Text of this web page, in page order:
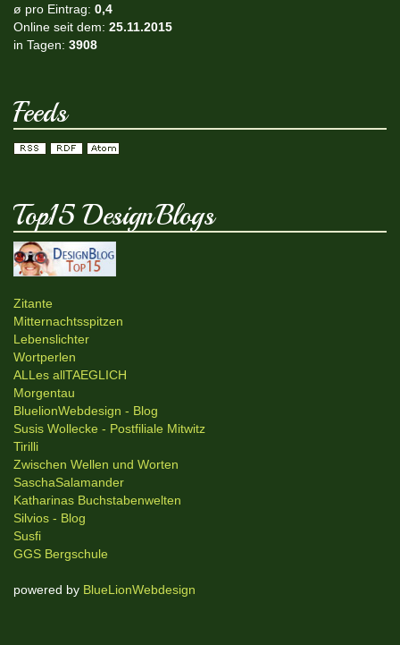
ø pro Eintrag: 0,4
Online seit dem: 25.11.2015
in Tagen: 3908
Feeds
Top15 DesignBlogs
Zitante
Mitternachtsspitzen
Lebenslichter
Wortperlen
ALLes allTAEGLICH
Morgentau
BluelionWebdesign - Blog
Susis Wollecke - Postfiliale Mitwitz
Tirilli
Zwischen Wellen und Worten
SaschaSalamander
Katharinas Buchstabenwelten
Silvios - Blog
Susfi
GGS Bergschule
powered by BlueLionWebdesign